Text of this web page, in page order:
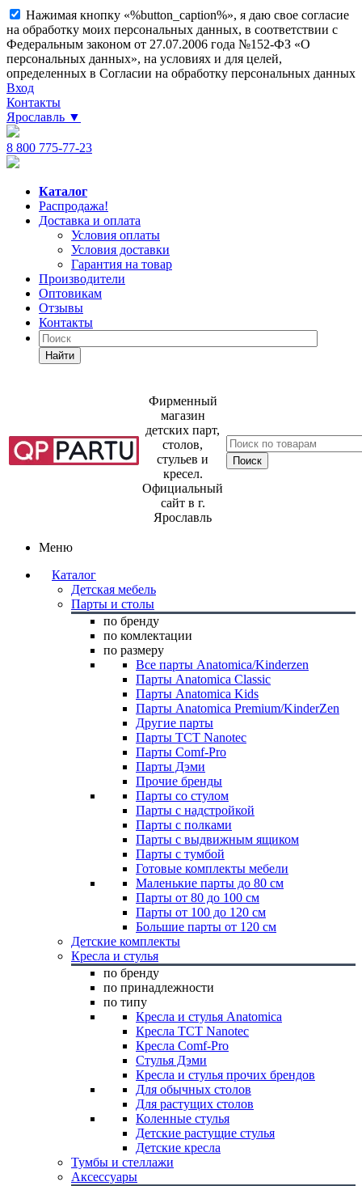
Нажимая кнопку «%button_caption%», я даю свое согласие
на обработку моих персональных данных, в соответствии с
Федеральным законом от 27.07.2006 года №152-ФЗ «О
персональных данных», на условиях и для целей,
определенных в Согласии на обработку персональных данных
Вход
Контакты
Ярославль ▼
8 800 775-77-23
Каталог
Распродажа!
Доставка и оплата
Условия оплаты
Условия доставки
Гарантия на товар
Производители
Оптовикам
Отзывы
Контакты
Найти
Фирменный
магазин
детских парт,
столов,
стульев и
кресел.
Официальный
сайт в г.
Ярославль
Меню
Каталог
Детская мебель
Парты и столы
по бренду
по комлектации
по размеру
Все парты Anatomica/Kinderzen
Парты Anatomica Classic
Парты Anatomica Kids
Парты Anatomica Premium/KinderZen
Другие парты
Парты TCT Nanotec
Парты Comf-Pro
Парты Дэми
Прочие бренды
Парты со стулом
Парты с надстройкой
Парты с полками
Парты с выдвижным ящиком
Парты с тумбой
Готовые комплекты мебели
Маленькие парты до 80 см
Парты от 80 до 100 см
Парты от 100 до 120 см
Большие парты от 120 см
Детские комплекты
Кресла и стулья
по бренду
по принадлежности
по типу
Кресла и стулья Anatomica
Кресла TCT Nanotec
Кресла Comf-Pro
Стулья Дэми
Кресла и стулья прочих брендов
Для обычных столов
Для растущих столов
Коленные стулья
Детские растущие стулья
Детские кресла
Тумбы и стеллажи
Аксессуары